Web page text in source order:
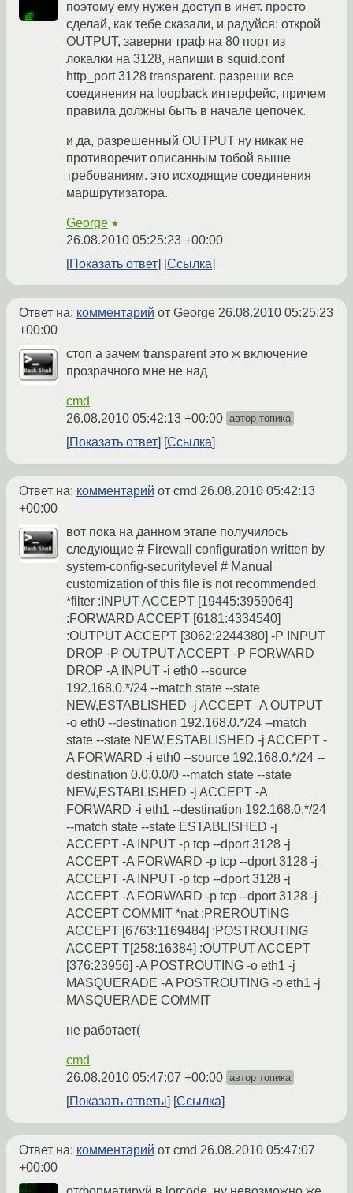
поэтому ему нужен доступ в инет. просто
сделай, как тебе сказали, и радуйся: открой
OUTPUT, заверни траф на 80 порт из
локалки на 3128, напиши в squid.conf
http_port 3128 transparent. разреши все
соединения на loopback интерфейс, причем
правила должны быть в начале цепочек.
и да, разрешенный OUTPUT ну никак не
противоречит описанным тобой выше
требованиям. это исходящие соединения
маршрутизатора.
George ★
26.08.2010 05:25:23 +00:00
Показать ответ
Ссылка
Ответ на: комментарий от George 26.08.2010 05:25:23
+00:00
стоп а зачем transparent это ж включение
прозрачного мне не над
cmd
26.08.2010 05:42:13 +00:00 автор топика
Показать ответ Ссылка
Ответ на: комментарий от cmd 26.08.2010 05:42:13
+00:00
вот пока на данном этапе получилось
следующие # Firewall configuration written by
system-config-securitylevel # Manual
customization of this file is not recommended.
*filter :INPUT ACCEPT [19445:3959064]
:FORWARD ACCEPT [6181:4334540]
:OUTPUT ACCEPT [3062:2244380] -P INPUT
DROP -P OUTPUT ACCEPT -P FORWARD
DROP -A INPUT -i eth0 --source
192.168.0.*/24 --match state --state
NEW,ESTABLISHED -j ACCEPT -A OUTPUT
-o eth0 --destination 192.168.0.*/24 --match
state --state NEW,ESTABLISHED -j ACCEPT -
A FORWARD -i eth0 --source 192.168.0.*/24 --
destination 0.0.0.0/0 --match state --state
NEW,ESTABLISHED -j ACCEPT -A
FORWARD -i eth1 --destination 192.168.0.*/24
--match state --state ESTABLISHED -j
ACCEPT -A INPUT -p tcp --dport 3128 -j
ACCEPT -A FORWARD -p tcp --dport 3128 -j
ACCEPT -A INPUT -p tcp --dport 3128 -j
ACCEPT -A FORWARD -p tcp --dport 3128 -j
ACCEPT COMMIT *nat :PREROUTING
ACCEPT [6763:1169484] :POSTROUTING
ACCEPT T[258:16384] :OUTPUT ACCEPT
[376:23956] -A POSTROUTING -o eth1 -j
MASQUERADE -A POSTROUTING -o eth1 -j
MASQUERADE COMMIT
не работает(
cmd
26.08.2010 05:47:07 +00:00 автор топика
Показать ответы Ссылка
Ответ на: комментарий от cmd 26.08.2010 05:47:07
+00:00